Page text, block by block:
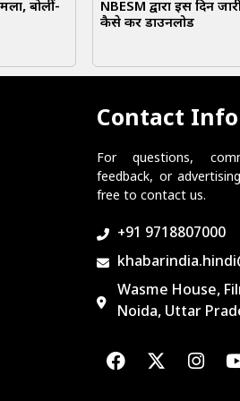
बोलीं-
NBESM द्वारा इस दिन
कैसे करें डाउनलोड
Contact Info
For questions,
feedback, or
free to contact us.
+91 9718807000
Wasme House,
Noida, Uttar